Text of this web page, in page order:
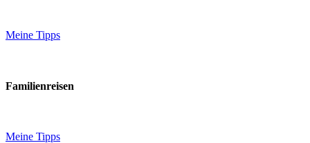
Meine Tipps
Familienreisen
Meine Tipps